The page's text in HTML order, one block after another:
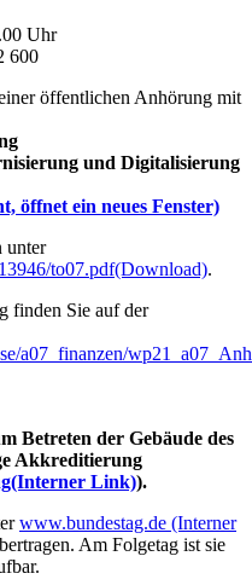
Uhr
600
öffentlichen Anhörung mit
und Digitalisierung
öffnet ein neues Fenster)
unter
to07.pdf(Download).
finden Sie auf der
a07_finanzen/
Betreten der Gebäude des
Akkreditierung
(Interner Link)).
www.bundestag.de (Interner
Am Folgetag ist sie